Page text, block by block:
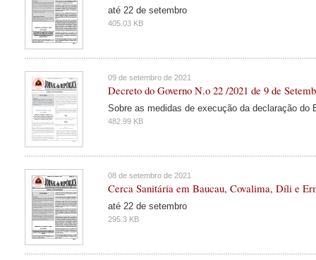
até 22 de setembro
405.03 KB
09 de setembro de 2021
Decreto do Governo N.o 22 /2021 de 9 de
Sobre as medidas de execução da declaração do
482.99 KB
08 de setembro de 2021
Cerca Sanitária em Baucau, Covalima, Díli e
até 22 de setembro
295.3 KB